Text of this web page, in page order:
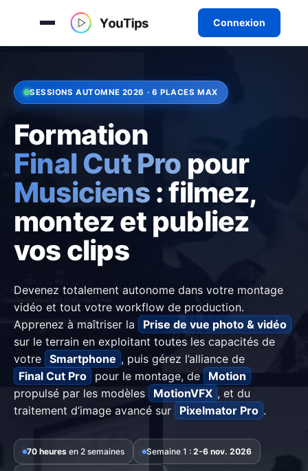
Connexion
contenuSESSIONS AUTOMNE 2026 · 6 PLACES MAX
Formation
Final Cut Pro pour
Musiciens: filmez,
montez et publiez
vos clips
Devenez totalement autonome dans votre montage
vidéo et tout votre workflow de production.
Apprenez à maîtriser la
Prise de vue photo & vidéo
sur le terrain en exploitant toutes les capacités de
votre Smartphone , puis gérez l’alliance de
Final Cut Pro
pour le montage, de
Motion
propulsé par les modèles
MotionVFX , et du
traitement d’image avancé sur
Pixelmator Pro .
70 heures en 2 semaines Semaine 1 : 2-6 nov. 2026